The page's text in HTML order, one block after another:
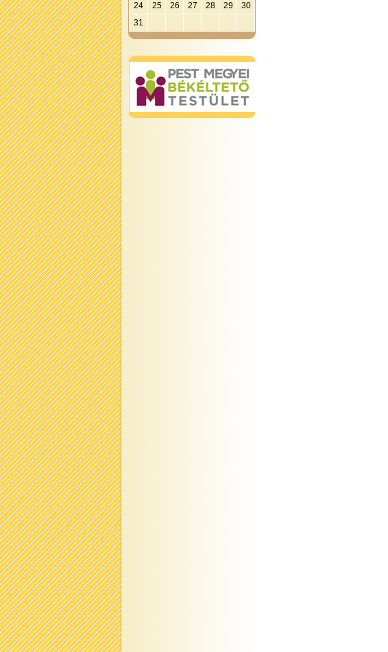
24
25 26 27 28 29
30
31